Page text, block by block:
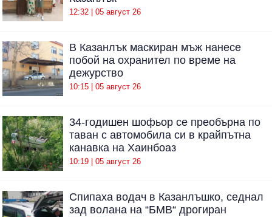
12:32 | 05 август 26
В Казанлък маскиран мъж нанесе
побой на охранител по време на
дежурство
10:15 | 05 август 26
34-годишен шофьор се преобърна по
таван с автомобила си в крайпътна
канавка на Хаинбоаз
10:19 | 05 август 26
Спипаха водач в Казанлъшко, седнал
зад волана на “БМВ“ дрогиран